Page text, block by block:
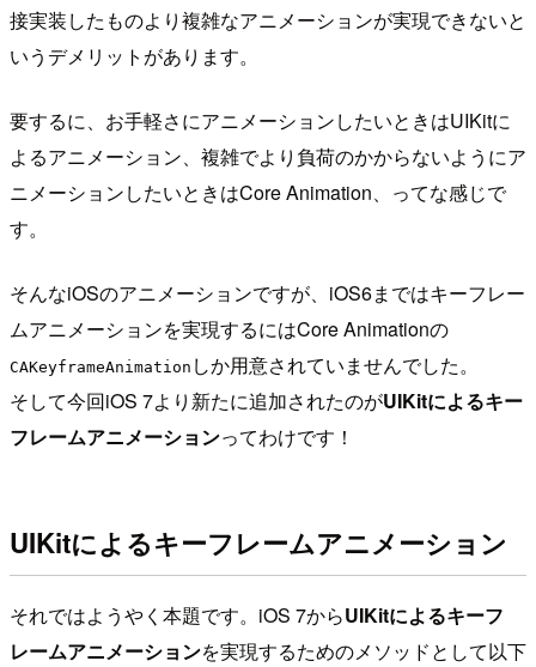
接実装したものより複雑なアニメーションが実現できないと
いうデメリットがあります。
要するに、お手軽さにアニメーションしたいときはUIKitに
よるアニメーション、複雑でより負荷のかからないようにア
ニメーションしたいときはCore Animation、ってな感じで
す。
そんなiOSのアニメーションですが、iOS6まではキーフレー
ムアニメーションを実現するにはCore Animationの
CAKeyframeAnimation しか用意されていませんでした。
そして今回iOS 7より新たに追加されたのがUIKitによるキー
フレームアニメーションってわけです！
UIKitによるキーフレームアニメーション
それではようやく本題です。iOS 7からUIKitによるキーフ
レームアニメーションを実現するためのメソッドとして以下